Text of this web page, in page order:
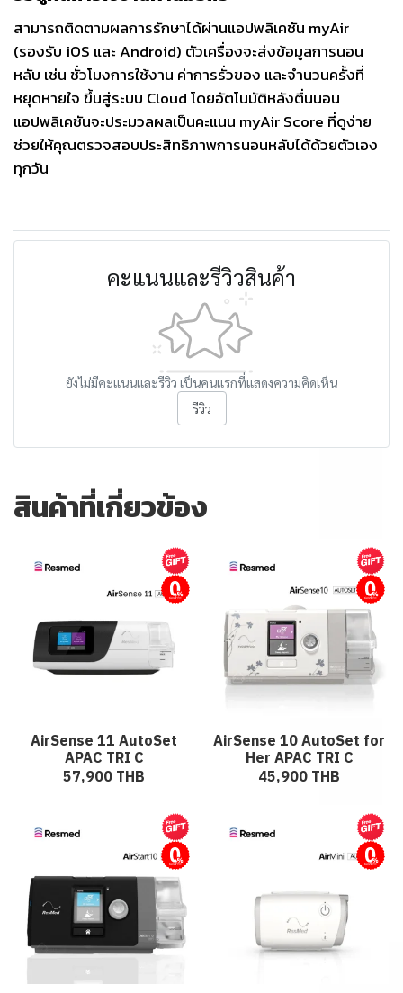
สามารถติดตามผลการรักษาได้ผ่านแอปพลิเคชัน myAir
(รองรับ iOS และ Android) ตัวเครื่องจะส่งข้อมูลการนอน
หลับ เช่น ชั่วโมงการใช้งาน ค่าการรั่วของ และจำนวนครั้งที่
หยุดหายใจ ขึ้นสู่ระบบ Cloud โดยอัตโนมัติหลังตื่นนอน
แอปพลิเคชันจะประมวลผลเป็นคะแนน myAir Score ที่ดูง่าย
ช่วยให้คุณตรวจสอบประสิทธิภาพการนอนหลับได้ด้วยตัวเอง
ทุกวัน
คะแนนและรีวิวสินค้า
ยังไม่มีคะแนนและรีวิว เป็นคนแรกที่แสดงความคิดเห็น
รีวิว
สินค้าที่เกี่ยวข้อง
ผ่อนชำระ
AirSense 11 AutoSet
APAC TRI C
57,900 THB
ผ่อนชำระ
AirSense 10 AutoSet for
Her APAC TRI C
45,900 THB
ผ่อนชำระ ผ่อนชำระ